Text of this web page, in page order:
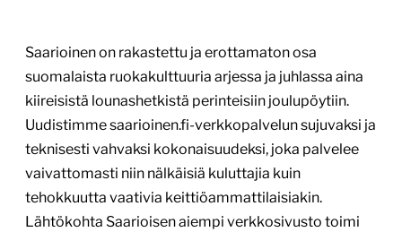
Saarioinen on rakastettu ja erottamaton osa
suomalaista ruokakulttuuria arjessa ja juhlassa aina
kiireisistä lounashetkistä perinteisiin joulupöytiin.
Uudistimme saarioinen.fi-verkkopalvelun sujuvaksi ja
teknisesti vahvaksi kokonaisuudeksi, joka palvelee
vaivattomasti niin nälkäisiä kuluttajia kuin
tehokkuutta vaativia keittiöammattilaisiakin.
Lähtökohta Saarioisen aiempi verkkosivusto toimi